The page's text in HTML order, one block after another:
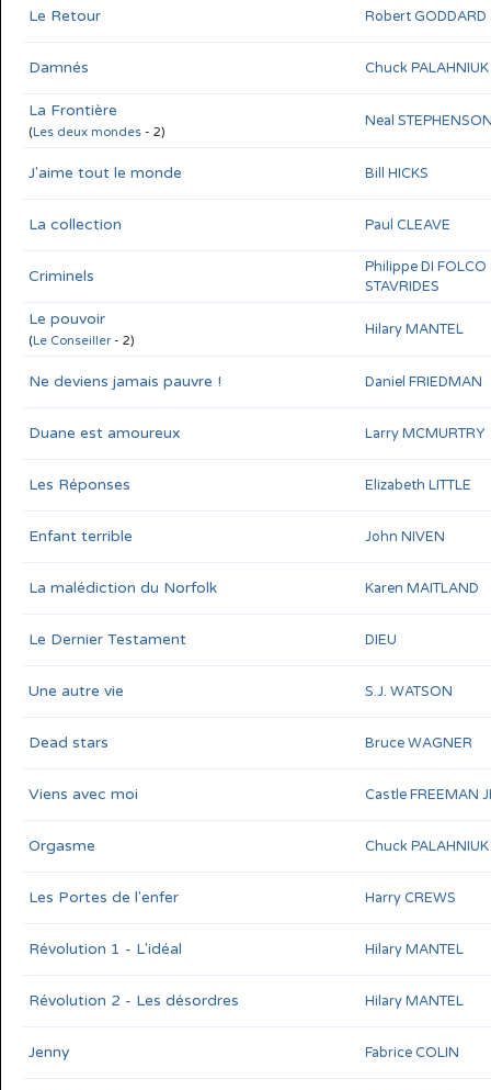
Le Retour Robert GODDARD
Damnés Chuck PALAHNIUK
La Frontière
(Les deux mondes - 2)
Neal
J'aime tout le monde Bill HICKS
La collection Paul CLEAVE
Criminels Philippe DI FOLCO
STAVRIDES
Le pouvoir
(Le Conseiller- 2)
Hilary MANTEL
Ne deviens jamais pauvre ! Daniel FRIEDMAN
Duane est amoureux Larry MCMURTRY
Les Réponses Elizabeth LITTLE
Enfant terrible John NIVEN
La malédiction du Norfolk Karen MAITLAND
Le Dernier Testament DIEU
Une autre vie S.J. WATSON
Dead stars Bruce WAGNER
Viens avec moi Castle FREEMAN
Orgasme Chuck PALAHNIUK
Les Portes de l'enfer Harry CREWS
Révolution 1 - L'idéal Hilary MANTEL
Révolution 2 - Les désordres Hilary MANTEL
Jenny Fabrice COLIN